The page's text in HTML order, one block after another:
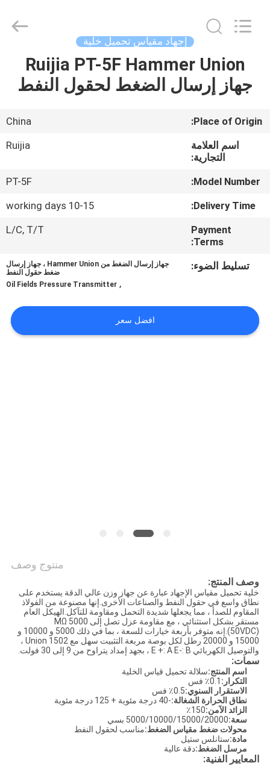
بيت
أشرطة
معلومات
جولة
رقابة
سياسة
الخصوصية
Instruments
إجهاد مقياس تحميل خلية
Ruijia PT-5F Hammer Union
جهاز إرسال الضغط لحقول النفط
Place of Origin:
China
اسم العلامة
التجارية:
Ruijia
Model Number:
PT-5F
Delivery Time:
10-15 working days
Payment
Terms:
L/C, T/T
تسليط الضوء:
جهاز إرسال الضغط من Hammer Union ، جهاز إرسال
ضغط حقول النفط
,
Oil Fields Pressure Transmitter
افضل سعر
منتوج وصف
وصف المنتج:
خلية تحميل مقياس الإجهاد عبارة عن جهاز وزن عالي الدقة يستخدم على
نطاق واسع في حقول النفط والصناعات الأخرى.إنها مصنوعة من الفولاذ
المقاوم للصدأ ، مما يجعلها شديدة التحمل ومقاومة للتآكل.الهيكل العام
مستقر بشكل استثنائي ، مع مقاومة عزل تصل إلى 5000 MΩ
(50VDC).إنه متوفر بأربعة خيارات للسعة ، بما في ذلك 5000 و 10000 و
15000 و 20000 رطل لكل بوصة مربعة.التثبيت سهل مع 1502 Union ،
والتوصيل الكهربائي E +: A E-: B ، بجهد إمداد يتراوح من 9 إلى 30 فولت.
سمات:
اسم المنتج:سلالة تحميل قياس الخلية
التكرار: 0.1٪ فس
الاستقرار السنوي:0.5٪ فس
نطاق الحرارة الشغالة:-40 درجة مئوية + 125 درجة مئوية
الزائد الآمن:150٪
سعة:5000/10000/15000/20000 بسي
محولات ضغط مقياس الضغط:مناسب لحقول النفط
مادة:ستانلس ستيل
مرسل الضغط:دقة عالية
المعايير الفنية: